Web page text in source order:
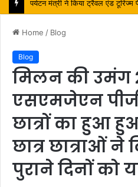
महापौर शंभू पासवान के जन्मदिवस पर
Home / Blog
Blog
मिलन की उमंग
एसएमजेएन
छात्रों का हुआ
छात्र छात्राओं
पुराने दिनों को